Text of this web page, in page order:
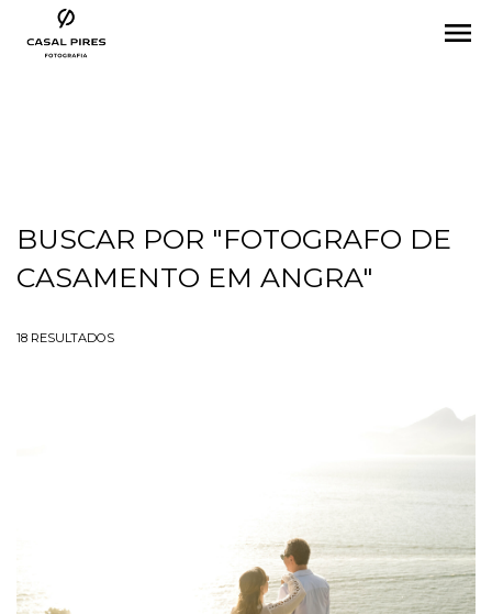
menu
BUSCAR POR "FOTOGRAFO DE
CASAMENTO EM ANGRA"
18 RESULTADOS